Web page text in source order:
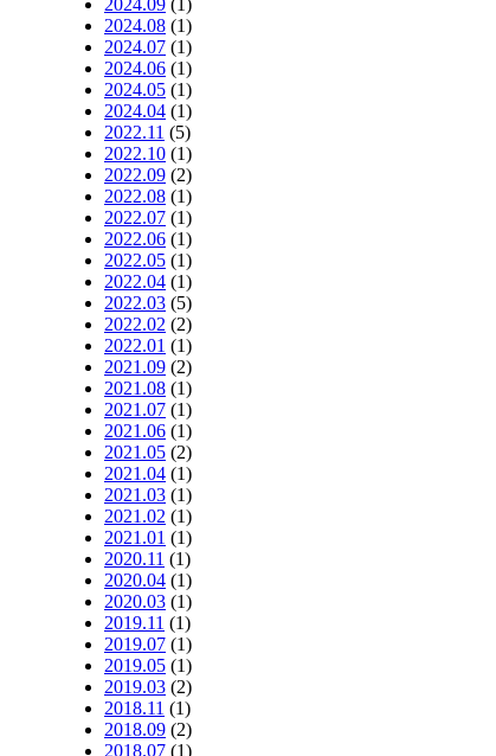
2024.08 (1)
2024.07 (1)
2024.06 (1)
2024.05 (1)
2024.04 (1)
2022.11 (5)
2022.10 (1)
2022.09 (2)
2022.08 (1)
2022.07 (1)
2022.06 (1)
2022.05 (1)
2022.04 (1)
2022.03 (5)
2022.02 (2)
2022.01 (1)
2021.09 (2)
2021.08 (1)
2021.07 (1)
2021.06 (1)
2021.05 (2)
2021.04 (1)
2021.03 (1)
2021.02 (1)
2021.01 (1)
2020.11 (1)
2020.04 (1)
2020.03 (1)
2019.11 (1)
2019.07 (1)
2019.05 (1)
2019.03 (2)
2018.11 (1)
2018.09 (2)
2018.07 (1)